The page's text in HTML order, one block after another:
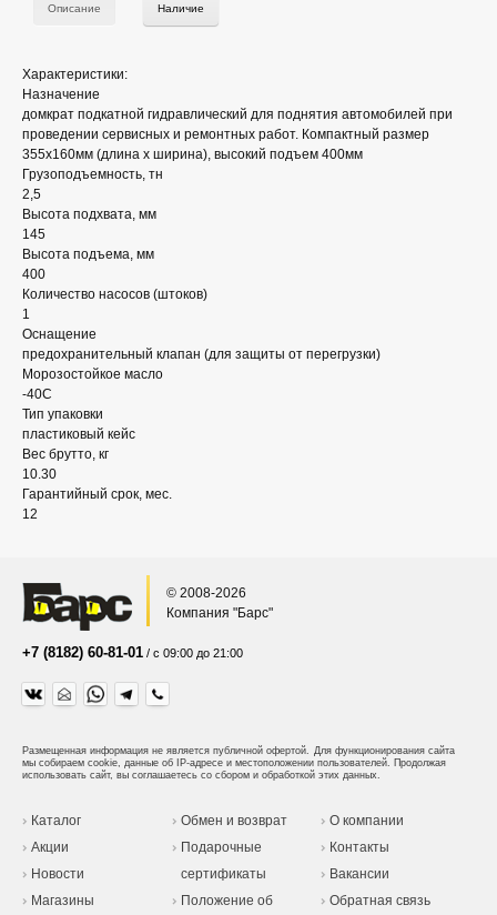
Описание Наличие
Характеристики:
Назначение
домкрат подкатной гидравлический для поднятия автомобилей при
проведении сервисных и ремонтных работ. Компактный размер
355х160мм (длина х ширина), высокий подъем 400мм
Грузоподъемность, тн
2,5
Высота подхвата, мм
145
Высота подъема, мм
400
Количество насосов (штоков)
1
Оснащение
предохранительный клапан (для защиты от перегрузки)
Морозостойкое масло
-40С
Тип упаковки
пластиковый кейс
Вес брутто, кг
10.30
Гарантийный срок, мес.
12
© 2008-2026
Компания "Барс"
+7 (8182) 60-81-01 / с 09:00 до 21:00
Размещенная информация не является публичной офертой. Для функционирования сайта
мы собираем cookie, данные об IP-адресе и местоположении пользователей. Продолжая
использовать сайт, вы соглашаетесь со сбором и обработкой этих данных.
Каталог
Акции
Новости
Магазины
Обмен и возврат
Подарочные
сертификаты
Положение об
О компании
Контакты
Вакансии
Обратная связь